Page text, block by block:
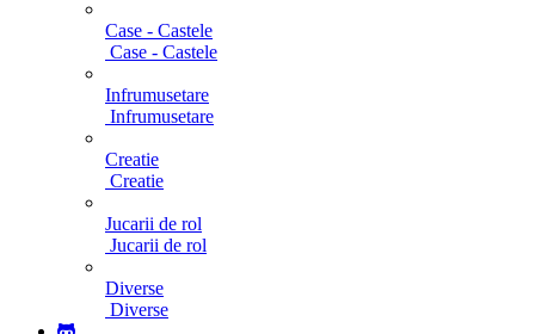
Case - Castele
Case - Castele
Infrumusetare
Infrumusetare
Creatie
Creatie
Jucarii de rol
Jucarii de rol
Diverse
Diverse